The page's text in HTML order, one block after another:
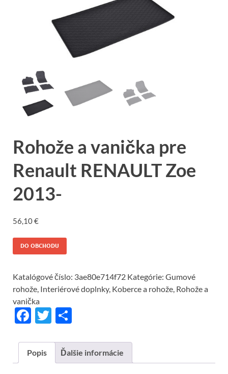
Rohože a vanička pre
Renault RENAULT Zoe
2013-
56,10€
DO OBCHODU
Katalógové číslo: 3ae80e714f72 Kategórie: Gumové
rohože, Interiérové doplnky, Koberce a rohože, Rohože a
vanička
F
e
b
T
itt
er
ar
e
Popis Ďalšie informácie